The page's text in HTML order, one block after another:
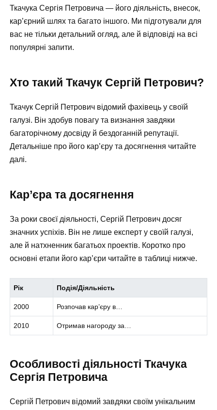
Ткачука Сергія Петровича — його діяльність, внесок,
кар’єрний шлях та багато іншого. Ми підготували для
вас не тільки детальний огляд, але й відповіді на всі
популярні запити.
Хто такий Ткачук Сергій Петрович?
Ткачук Сергій Петрович відомий фахівець у своїй
галузі. Він здобув повагу та визнання завдяки
багаторічному досвіду й бездоганній репутації.
Детальніше про його кар’єру та досягнення читайте
далі.
Кар’єра та досягнення
За роки своєї діяльності, Сергій Петрович досяг
значних успіхів. Він не лише експерт у своїй галузі,
але й натхненник багатьох проектів. Коротко про
основні етапи його кар’єри читайте в таблиці нижче.
Рік Подія/Діяльність
2000 Розпочав кар’єру в…
2010 Отримав нагороду за…
Особливості діяльності Ткачука
Сергія Петровича
Сергій Петрович відомий завдяки своїм унікальним